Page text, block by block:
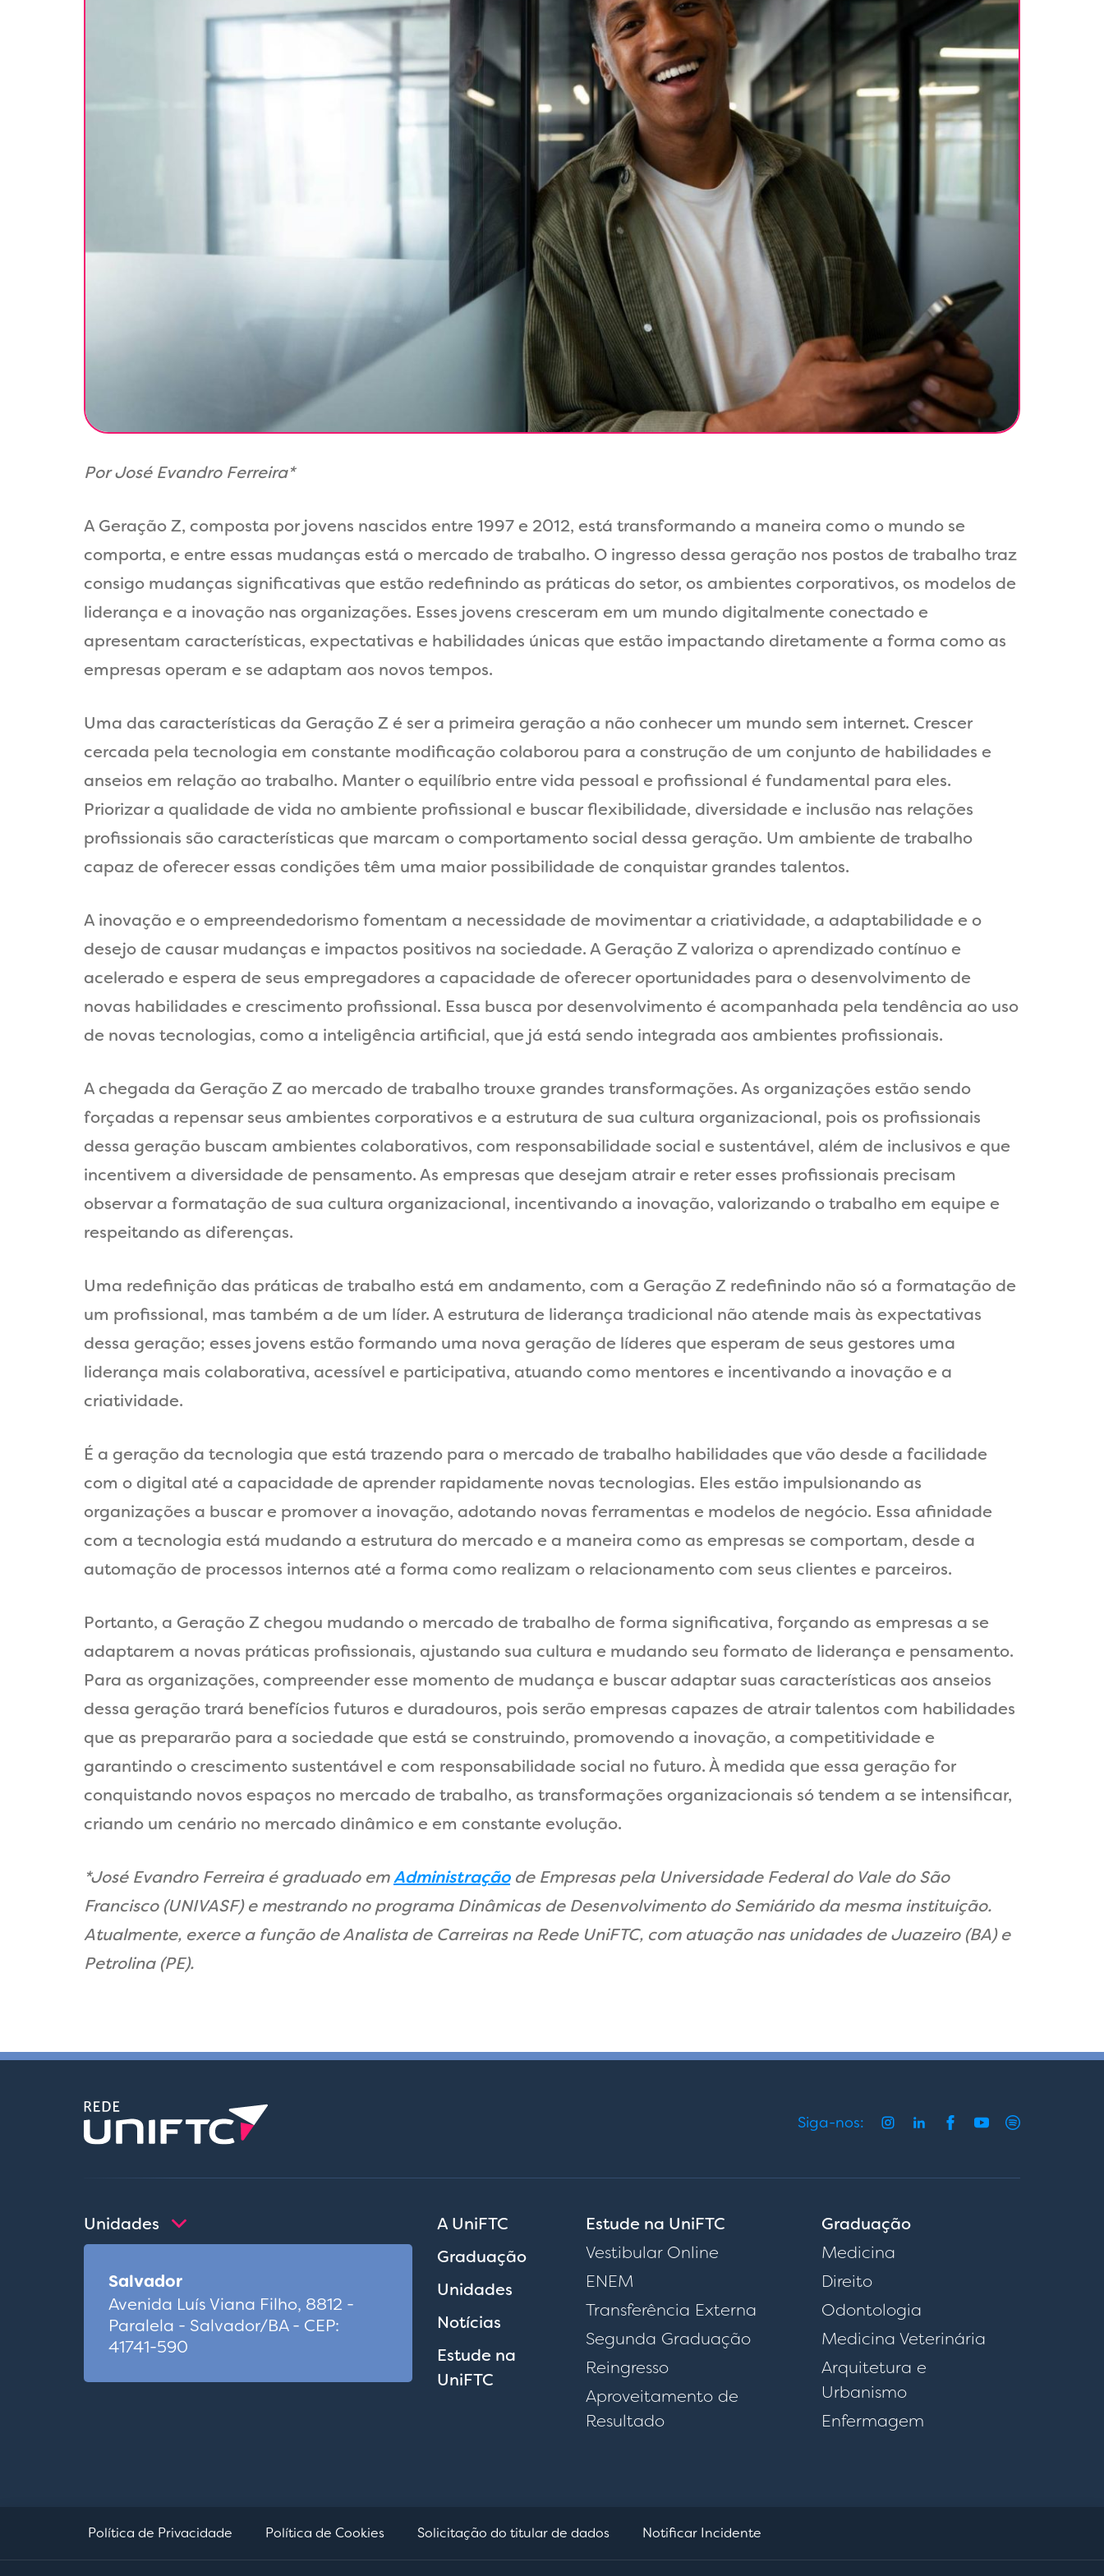
Por José Evandro Ferreira*
A Geração Z, composta por jovens nascidos entre 1997 e 2012, está transformando a maneira como o mundo se
comporta, e entre essas mudanças está o mercado de trabalho. O ingresso dessa geração nos postos de trabalho traz
consigo mudanças significativas que estão redefinindo as práticas do setor, os ambientes corporativos, os modelos de
liderança e a inovação nas organizações. Esses jovens cresceram em um mundo digitalmente conectado e
apresentam características, expectativas e habilidades únicas que estão impactando diretamente a forma como as
empresas operam e se adaptam aos novos tempos.
Uma das características da Geração Z é ser a primeira geração a não conhecer um mundo sem internet. Crescer
cercada pela tecnologia em constante modificação colaborou para a construção de um conjunto de habilidades e
anseios em relação ao trabalho. Manter o equilíbrio entre vida pessoal e profissional é fundamental para eles.
Priorizar a qualidade de vida no ambiente profissional e buscar flexibilidade, diversidade e inclusão nas relações
profissionais são características que marcam o comportamento social dessa geração. Um ambiente de trabalho
capaz de oferecer essas condições têm uma maior possibilidade de conquistar grandes talentos.
A inovação e o empreendedorismo fomentam a necessidade de movimentar a criatividade, a adaptabilidade e o
desejo de causar mudanças e impactos positivos na sociedade. A Geração Z valoriza o aprendizado contínuo e
acelerado e espera de seus empregadores a capacidade de oferecer oportunidades para o desenvolvimento de
novas habilidades e crescimento profissional. Essa busca por desenvolvimento é acompanhada pela tendência ao uso
de novas tecnologias, como a inteligência artificial, que já está sendo integrada aos ambientes profissionais.
A chegada da Geração Z ao mercado de trabalho trouxe grandes transformações. As organizações estão sendo
forçadas a repensar seus ambientes corporativos e a estrutura de sua cultura organizacional, pois os profissionais
dessa geração buscam ambientes colaborativos, com responsabilidade social e sustentável, além de inclusivos e que
incentivem a diversidade de pensamento. As empresas que desejam atrair e reter esses profissionais precisam
observar a formatação de sua cultura organizacional, incentivando a inovação, valorizando o trabalho em equipe e
respeitando as diferenças.
Uma redefinição das práticas de trabalho está em andamento, com a Geração Z redefinindo não só a formatação de
um profissional, mas também a de um líder. A estrutura de liderança tradicional não atende mais às expectativas
dessa geração; esses jovens estão formando uma nova geração de líderes que esperam de seus gestores uma
liderança mais colaborativa, acessível e participativa, atuando como mentores e incentivando a inovação e a
criatividade.
É a geração da tecnologia que está trazendo para o mercado de trabalho habilidades que vão desde a facilidade
com o digital até a capacidade de aprender rapidamente novas tecnologias. Eles estão impulsionando as
organizações a buscar e promover a inovação, adotando novas ferramentas e modelos de negócio. Essa afinidade
com a tecnologia está mudando a estrutura do mercado e a maneira como as empresas se comportam, desde a
automação de processos internos até a forma como realizam o relacionamento com seus clientes e parceiros.
Portanto, a Geração Z chegou mudando o mercado de trabalho de forma significativa, forçando as empresas a se
adaptarem a novas práticas profissionais, ajustando sua cultura e mudando seu formato de liderança e pensamento.
Para as organizações, compreender esse momento de mudança e buscar adaptar suas características aos anseios
dessa geração trará benefícios futuros e duradouros, pois serão empresas capazes de atrair talentos com habilidades
que as prepararão para a sociedade que está se construindo, promovendo a inovação, a competitividade e
garantindo o crescimento sustentável e com responsabilidade social no futuro. À medida que essa geração for
conquistando novos espaços no mercado de trabalho, as transformações organizacionais só tendem a se intensificar,
criando um cenário no mercado dinâmico e em constante evolução.
*José Evandro Ferreira é graduado emAdministraçãode Empresas pela Universidade Federal do Vale do São
Francisco (UNIVASF) e mestrando no programa Dinâmicas de Desenvolvimento do Semiárido da mesma instituição.
Atualmente, exerce a função de Analista de Carreiras na Rede UniFTC, com atuação nas unidades de Juazeiro (BA) e
Petrolina (PE).
Siga-nos:
Unidades
Salvador
Avenida Luís Viana Filho, 8812 -
Paralela - Salvador/BA - CEP:
41741-590
A UniFTC
Graduação
Unidades
Notícias
Estude na
UniFTC
Estude na UniFTC
Vestibular Online
ENEM
Transferência Externa
Segunda Graduação
Reingresso
Aproveitamento de
Resultado
Graduação
Medicina
Direito
Odontologia
Medicina Veterinária
Arquitetura e
Urbanismo
Enfermagem
Política de Privacidade Política de Cookies Solicitação do titular de dados Notificar Incidente
Aviso de Cookies
Ao clicar em “Continuar”, você concorda com o armazenamento de cookies no seu dispositivo para melhorar a
Definições de cookies Continuar